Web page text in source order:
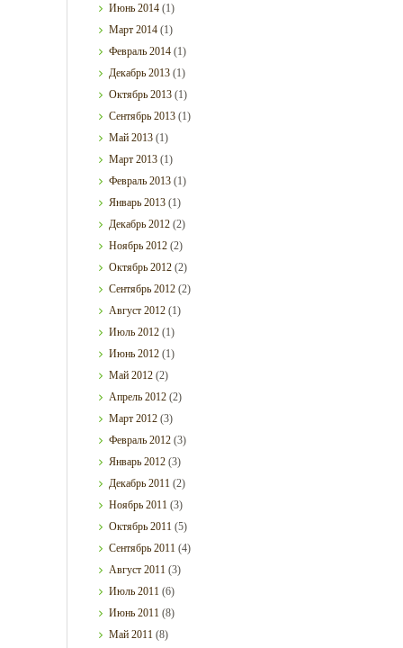
Июнь2014 (1)
Март2014 (1)
Февраль2014 (1)
Декабрь2013 (1)
Октябрь2013 (1)
Сентябрь2013 (1)
Май2013 (1)
Март2013 (1)
Февраль2013 (1)
Январь2013 (1)
Декабрь2012 (2)
Ноябрь2012 (2)
Октябрь2012 (2)
Сентябрь2012 (2)
Август2012 (1)
Июль2012 (1)
Июнь2012 (1)
Май2012 (2)
Апрель2012 (2)
Март2012 (3)
Февраль2012 (3)
Январь2012 (3)
Декабрь2011 (2)
Ноябрь2011 (3)
Октябрь2011 (5)
Сентябрь2011 (4)
Август2011 (3)
Июль2011 (6)
Июнь2011 (8)
Май2011 (8)